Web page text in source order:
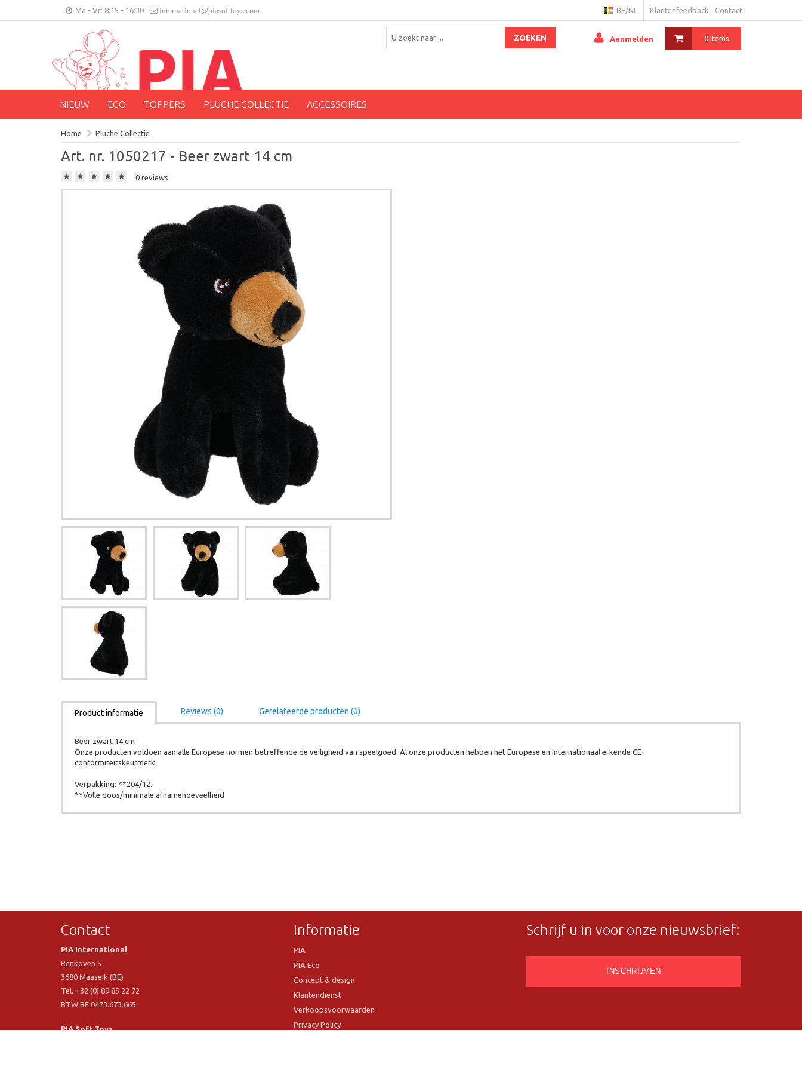
Ma - Vr: 8:15 - 16:30 international@piasofttoys.com Klantenfeedback Contact
BE/NL
0 items
Aanmelden
ZOEKEN
NIEUW ECO TOPPERS PLUCHE COLLECTIE ACCESSOIRES
Home Pluche Collectie
Art. nr. 1050217 - Beer zwart 14 cm
0 reviews
Product informatie Reviews (0) Gerelateerde producten (0)
Beer zwart 14 cm
Onze producten voldoen aan alle Europese normen betreffende de veiligheid van speelgoed. Al onze producten hebben het Europese en internationaal erkende CE-
conformiteitskeurmerk.
Verpakking: **204/12.
**Volle doos/minimale afnamehoeveelheid
Contact
PIA International
Renkoven 5
3680 Maaseik (BE)
Tel. +32 (0) 89 85 22 72
BTW BE 0473.673.665
PIA Soft Toys
Informatie
PIA
PIA Eco
Concept & design
Klantendienst
Verkoopsvoorwaarden
Privacy Policy
Schrijf u in voor onze nieuwsbrief: